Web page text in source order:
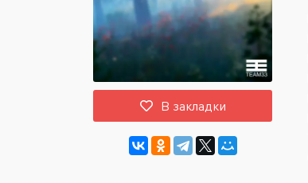
Топ 100
В закладки